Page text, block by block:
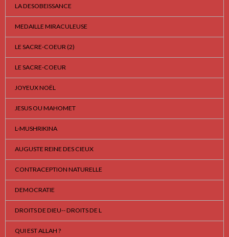
LA DESOBEISSANCE
MEDAILLE MIRACULEUSE
LE SACRE-COEUR (2)
LE SACRE-COEUR
JOYEUX NOËL
JESUS OU MAHOMET
L-MUSHRIKINA
AUGUSTE REINE DES CIEUX
CONTRACEPTION NATURELLE
DEMOCRATIE
DROITS DE DIEU-- DROITS DE L
QUI EST ALLAH ?